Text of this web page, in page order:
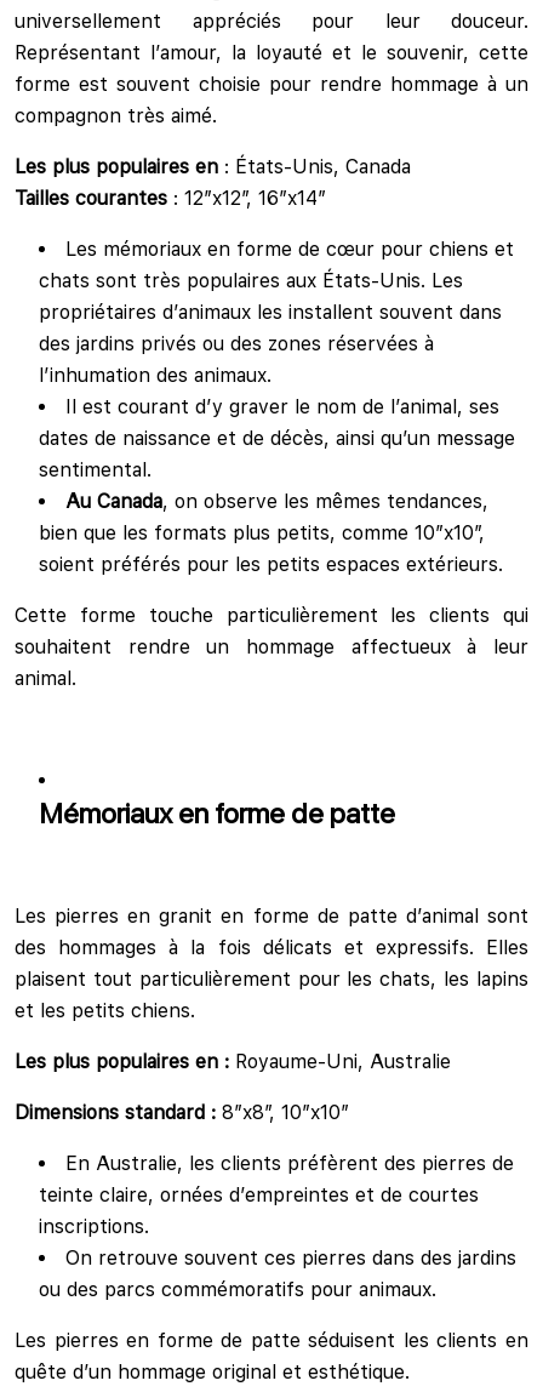
universellement appréciés pour leur douceur.
Représentant l’amour, la loyauté et le souvenir, cette
forme est souvent choisie pour rendre hommage à un
compagnon très aimé.
Les plus populaires en : États-Unis, Canada
Tailles courantes : 12″x12″, 16″x14″
Les mémoriaux en forme de cœur pour chiens et
chats sont très populaires aux États-Unis. Les
propriétaires d’animaux les installent souvent dans
des jardins privés ou des zones réservées à
l’inhumation des animaux.
Il est courant d’y graver le nom de l’animal, ses
dates de naissance et de décès, ainsi qu’un message
sentimental.
Au Canada, on observe les mêmes tendances,
bien que les formats plus petits, comme 10″x10″,
soient préférés pour les petits espaces extérieurs.
Cette forme touche particulièrement les clients qui
souhaitent rendre un hommage affectueux à leur
animal.
Mémoriaux en forme de patte
Les pierres en granit en forme de patte d’animal sont
des hommages à la fois délicats et expressifs. Elles
plaisent tout particulièrement pour les chats, les lapins
et les petits chiens.
Les plus populaires en : Royaume-Uni, Australie
Dimensions standard : 8″x8″, 10″x10″
En Australie, les clients préfèrent des pierres de
teinte claire, ornées d’empreintes et de courtes
inscriptions.
On retrouve souvent ces pierres dans des jardins
ou des parcs commémoratifs pour animaux.
Les pierres en forme de patte séduisent les clients en
quête d’un hommage original et esthétique.